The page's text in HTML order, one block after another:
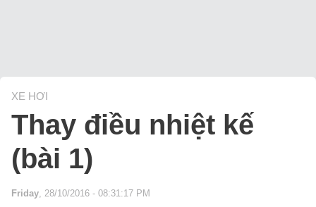
XE HƠI
Thay điều nhiệt kế
(bài 1)
Friday, 28/10/2016 - 08:31:17 PM